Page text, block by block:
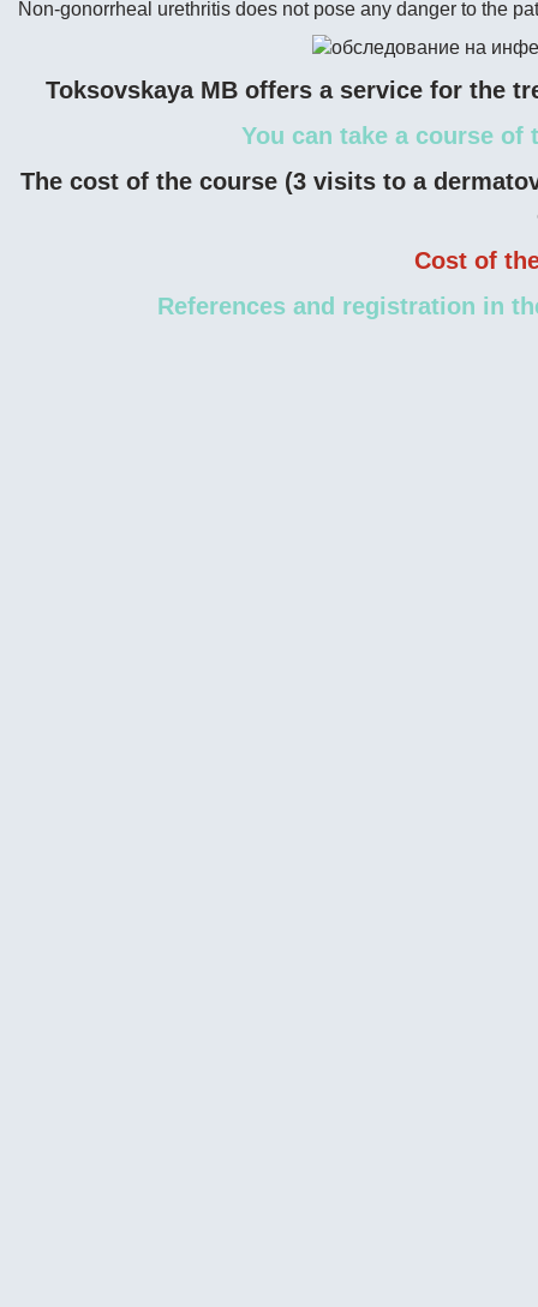
Non-gonorrheal urethritis does not pose any danger to the
Toksovskaya MB offers a service for the
You can take a course
The cost of the course (3 visits to a
Cost of
References and registration in